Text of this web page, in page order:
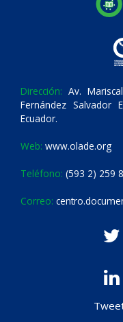
Dirección: Av.
Fernández
Ecuador.
Web: www.olade.org
Teléfono: (593 2) 259
Correo: